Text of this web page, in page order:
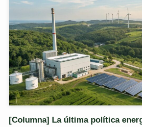
[Columna] La última política